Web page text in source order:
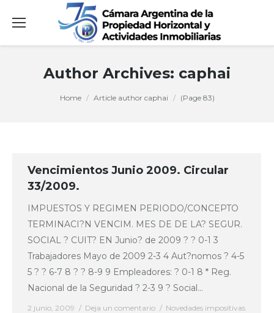
Author Archives: caphai
You are here:Home Article author caphai (Page 83)
Vencimientos Junio 2009. Circular
33/2009.
IMPUESTOS Y REGIMEN PERIODO/CONCEPTO
TERMINACI?N VENCIM. MES DE DE LA? SEGUR.
SOCIAL ? CUIT? EN Junio? de 2009 ? ? 0-1 3
Trabajadores Mayo de 2009 2-3 4 Aut?nomos ? 4-5
5 ? ? 6-7 8 ? ? 8-9 9 Empleadores: ? 0-1 8 * Reg.
Nacional de la Seguridad ? 2-3 9 ? Social…
2 junio, 2009 Deja un comentario
Novedades impositivas